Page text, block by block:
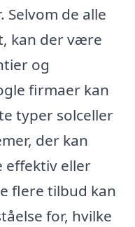
de alle
kan der være
og
firmaer kan
typer solceller
der kan
effektiv eller
flere tilbud kan
for, hvilke